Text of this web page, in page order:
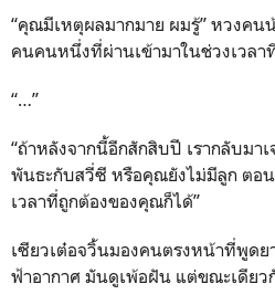
“คุณมีเหตุผลมากมาย ผมรู้” หวงคน
คนคนหนึ่งที่ผ่านเข้ามาในช่วงเวลา
“…”
“ถ้าหลังจากนี้อีกสักสิบปี เรากลับมา
พันธะกับสวี่ซี หรือคุณยังไม่มีลูก ตอ
เวลาที่ถูกต้องของคุณก็ได้”
เซียวเต๋อจวิ้นมองคนตรงหน้าที่พูดย
ฟ้าอากาศ มันดูเพ้อฝัน แต่ขณะเดียว